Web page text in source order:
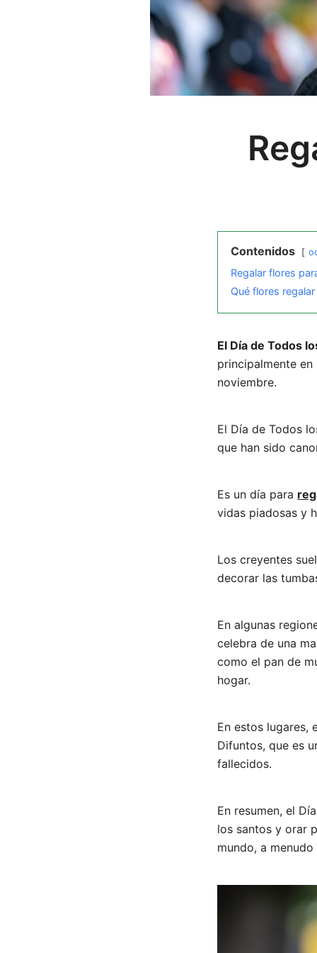
Contenidos
Regalar flores
Qué flores
El Día de Todos
principalmente
noviembre.
El Día de Todos
que han sido
Es un día para
vidas piadosas y
Los creyentes
decorar las
En algunas
celebra de una
como el pan de
hogar.
En estos lugares,
Difuntos, que es
fallecidos.
En resumen, el
los santos y orar
mundo, a